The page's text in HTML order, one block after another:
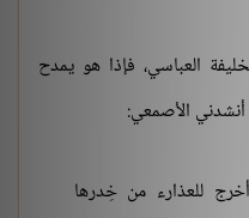
العباسي، فإذا هو يمدح
أنشدني الأصمعي:
أخرج للعذارء من خِدرها